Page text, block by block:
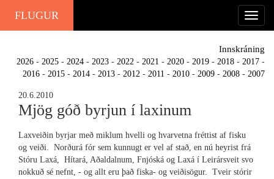
FLUGUR
Innskráning
2026 - 2025 - 2024 - 2023 - 2022 - 2021 - 2020 - 2019 - 2018 - 2017 -
2016 - 2015 - 2014 - 2013 - 2012 - 2011 - 2010 - 2009 - 2008 - 2007
20.6.2010
Mjög góð byrjun í laxinum
Laxveiðin byrjar með miklum hvelli og hvarvetna fréttist af fisku
og veiði. Norðurá fór sem kunnugt er vel af stað, en nú heyrist frá
Stóru Laxá, Hítará, Aðaldalnum, Fnjóská og Laxá í Leirársveit svo
nokkuð sé nefnt, - og allt eru það fiska- og veiðisögur. Tveir stórir